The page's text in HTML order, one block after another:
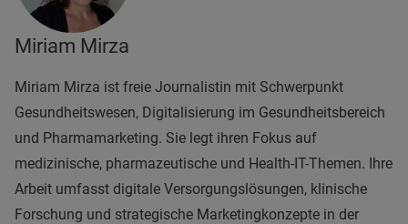
Miriam Mirza
Miriam Mirza ist freie Journalistin mit Schwerpunkt
Gesundheitswesen, Digitalisierung im Gesundheitsbereich
und Pharmamarketing. Sie legt ihren Fokus auf
medizinische, pharmazeutische und Health-IT-Themen. Ihre
Arbeit umfasst digitale Versorgungslösungen, klinische
Forschung und strategische Marketingkonzepte in der